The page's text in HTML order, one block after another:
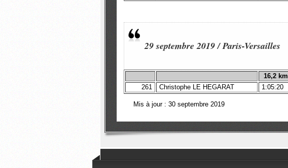
29 septembre 2019 / Paris-Versailles
16,2 km
261
Christophe LE HEGARAT 1:05:20
Mis à jour : 30 septembre 2019